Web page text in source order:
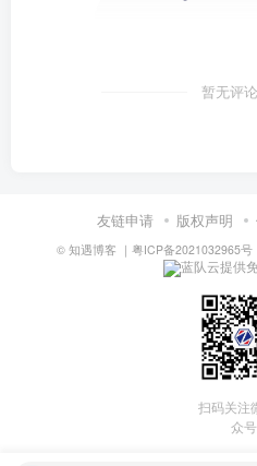
暂无评
友链申请 版权声明
© 知遇博客 ｜ 粤ICP备2021032965号
蓝队云提供
扫码关注
众号